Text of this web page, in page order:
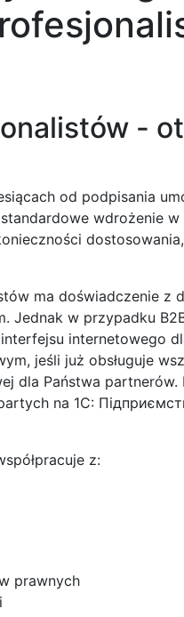
-
od podpisania
wdrożenie
ma doświadczenie z
Jednak w przypadku
internetowego
jeśli już obsługuje
dla Państwa
na 1С:
z:
prawnych